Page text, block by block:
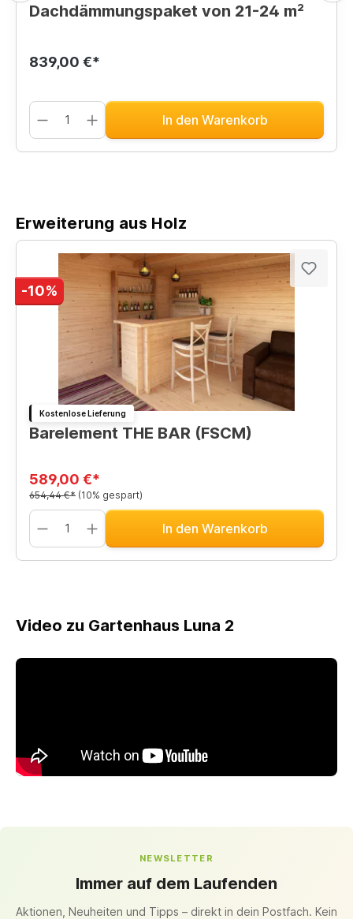
Dachdämmungspaket von 21-24 m²
839,00 €*
In den Warenkorb
Erweiterung aus Holz
-10%
Kostenlose Lieferung
Barelement THE BAR (FSCM)
589,00 €*
654,44 €* (10% gespart)
In den Warenkorb
Video zu Gartenhaus Luna 2
NEWSLETTER
Immer auf dem Laufenden
Aktionen, Neuheiten und Tipps – direkt in dein Postfach. Kein